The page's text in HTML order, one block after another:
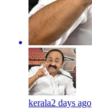
kerala2 days ago